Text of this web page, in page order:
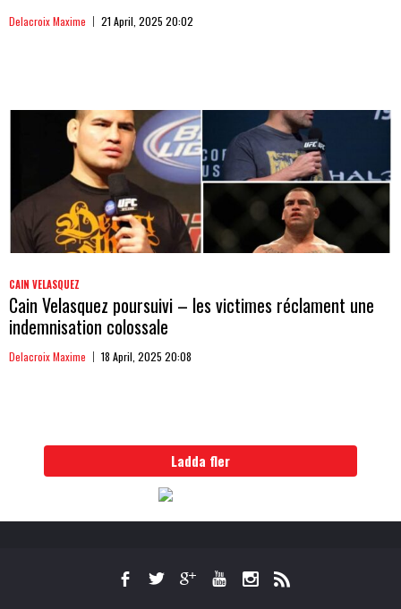
Delacroix Maxime 21 April, 2025 20:02
CAIN VELASQUEZ
Cain Velasquez poursuivi – les victimes réclament une
indemnisation colossale
Delacroix Maxime 18 April, 2025 20:08
Ladda fler